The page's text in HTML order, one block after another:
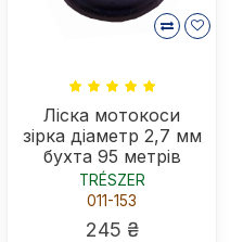
Ліска мотокоси
зірка діаметр 2,7 мм
бухта 95 метрів
TRÉSZER
011-153
245 ₴